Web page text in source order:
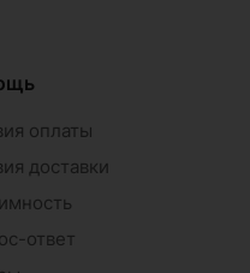
оплаты
доставки
ответ